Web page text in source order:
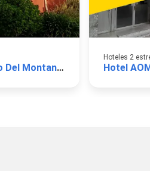
El Descanso Del Montanes
Hoteles 2